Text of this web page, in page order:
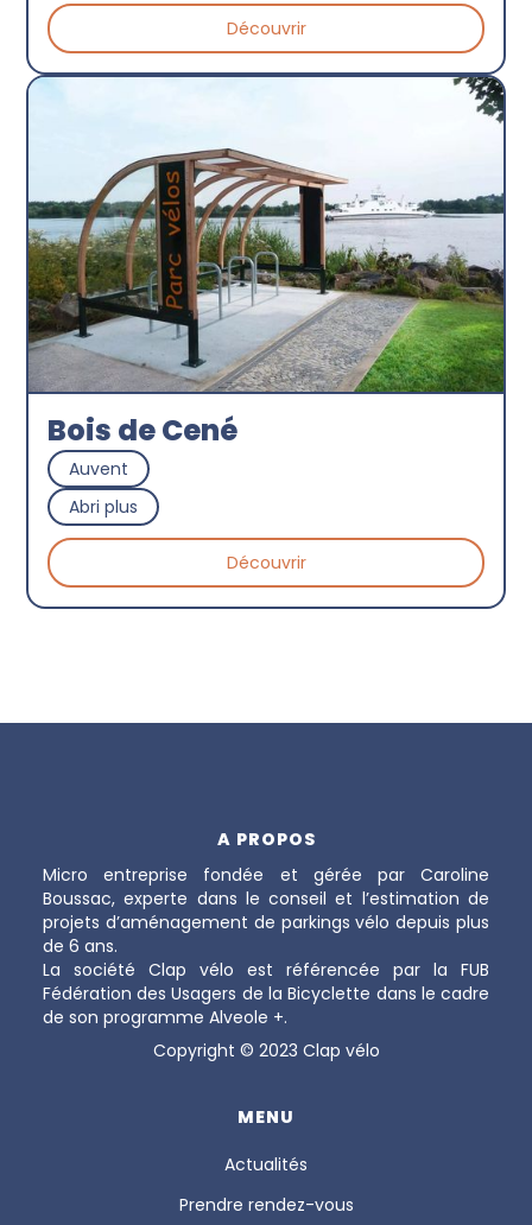
Découvrir
Bois de Cené
Auvent
Abri plus
Découvrir
A PROPOS
Micro entreprise fondée et gérée par Caroline
Boussac, experte dans le conseil et l’estimation de
projets d’aménagement de parkings vélo depuis plus
de 6 ans.
La société Clap vélo est référencée par la FUB
Fédération des Usagers de la Bicyclette dans le cadre
de son programme Alveole +.
Copyright © 2023 Clap vélo
MENU
Actualités
Prendre rendez-vous